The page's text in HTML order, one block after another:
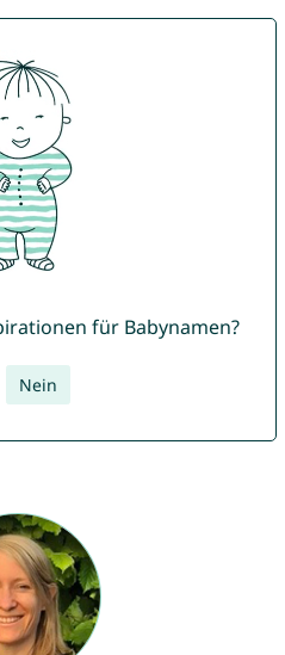
für Babynamen?
Nein